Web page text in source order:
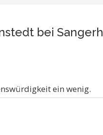
bei
ein wenig.